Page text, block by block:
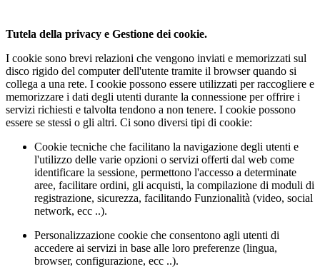
Tutela della privacy e Gestione dei cookie.
I cookie sono brevi relazioni che vengono inviati e memorizzati sul
disco rigido del computer dell'utente tramite il browser quando si
collega a una rete. I cookie possono essere utilizzati per raccogliere e
memorizzare i dati degli utenti durante la connessione per offrire i
servizi richiesti e talvolta tendono a non tenere. I cookie possono
essere se stessi o gli altri. Ci sono diversi tipi di cookie:
Cookie tecniche che facilitano la navigazione degli utenti e
l'utilizzo delle varie opzioni o servizi offerti dal web come
identificare la sessione, permettono l'accesso a determinate
aree, facilitare ordini, gli acquisti, la compilazione di moduli di
registrazione, sicurezza, facilitando Funzionalità (video, social
network, ecc ..).
Personalizzazione cookie che consentono agli utenti di
accedere ai servizi in base alle loro preferenze (lingua,
browser, configurazione, ecc ..).